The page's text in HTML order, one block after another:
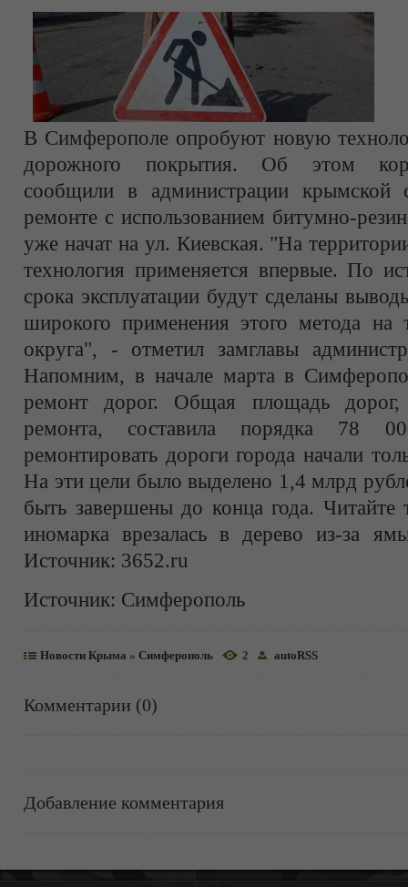
В Симферополе опробуют новую
дорожного покрытия. Об этом
сообщили в администрации крымской
ремонте с использованием битумно-
уже начат на ул. Киевская. "На
технология применяется впервые. По
срока эксплуатации будут сделаны
широкого применения этого метода на
округа", - отметил замглавы
Напомним, в начале марта в
ремонт дорог. Общая площадь дорог,
ремонта, составила порядка 78
ремонтировать дороги города начали
На эти цели было выделено 1,4 млрд
быть завершены до конца года.
иномарка врезалась в дерево из-за
Источник: 3652.ru
Источник: Симферополь
Новости Крыма » Симферополь 2 autoRSS
Комментарии (0)
Добавление комментария